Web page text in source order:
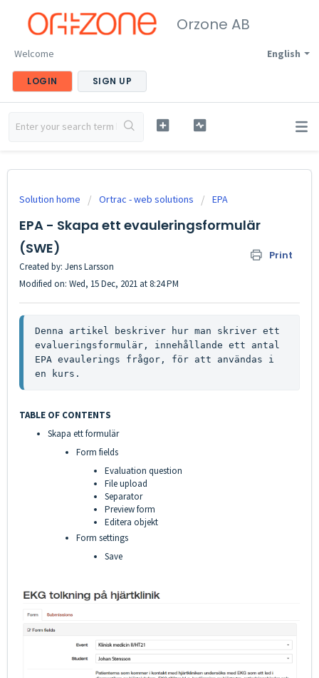
Orzone AB
English
Welcome
LOGIN SIGN UP
Solution home Ortrac - web solutions EPA
EPA - Skapa ett evauleringsformulär
(SWE)
Print
Created by: Jens Larsson
Modified on: Wed, 15 Dec, 2021 at 8:24 PM
Denna artikel beskriver hur man skriver ett
evalueringsformulär, innehållande ett antal
EPA evaulerings frågor, för att användas i
en kurs.
TABLE OF CONTENTS
Skapa ett formulär
Form fields
Evaluation question
File upload
Separator
Preview form
Editera objekt
Form settings
Save